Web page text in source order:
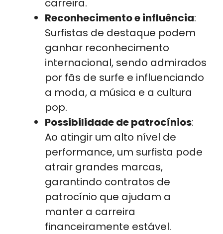
carreira.
Reconhecimento e influência:
Surfistas de destaque podem
ganhar reconhecimento
internacional, sendo admirados
por fãs de surfe e influenciando
a moda, a música e a cultura
pop.
Possibilidade de patrocínios:
Ao atingir um alto nível de
performance, um surfista pode
atrair grandes marcas,
garantindo contratos de
patrocínio que ajudam a
manter a carreira
financeiramente estável.